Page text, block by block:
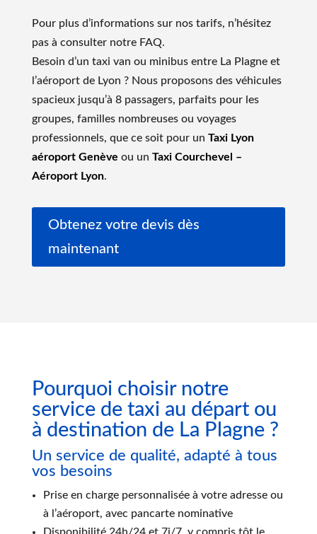
Pour plus d’informations sur nos tarifs, n’hésitez
pas à consulter notre FAQ.
Besoin d’un taxi van ou minibus entre La Plagne et
l’aéroport de Lyon ? Nous proposons des véhicules
spacieux jusqu’à 8 passagers, parfaits pour les
groupes, familles nombreuses ou voyages
professionnels, que ce soit pour un Taxi Lyon
aéroport Genève ou un Taxi Courchevel –
Aéroport Lyon.
Obtenez votre devis dès
maintenant
Pourquoi choisir notre
service de taxi au départ ou
à destination de La Plagne ?
Un service de qualité, adapté à tous
vos besoins
Prise en charge personnalisée à votre adresse ou
à l’aéroport, avec pancarte nominative